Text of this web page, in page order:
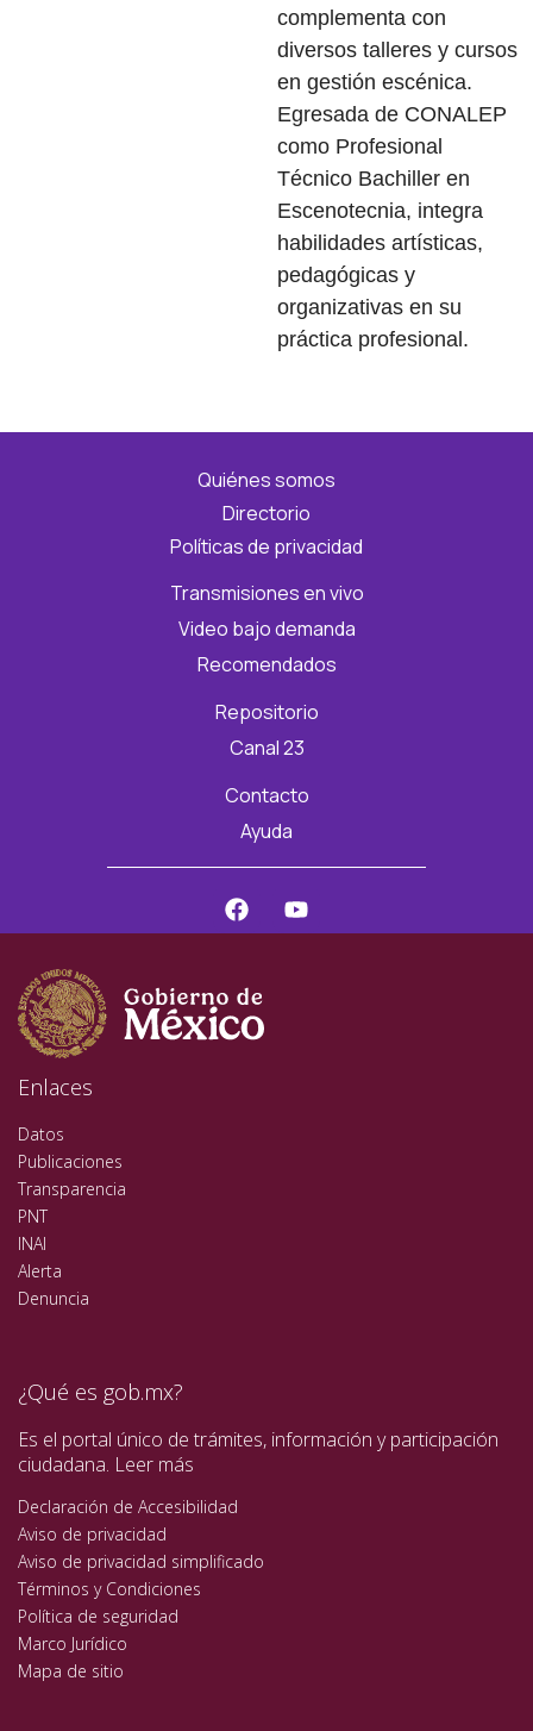
complementa con
diversos talleres y cursos
en gestión escénica.
Egresada de CONALEP
como Profesional
Técnico Bachiller en
Escenotecnia, integra
habilidades artísticas,
pedagógicas y
organizativas en su
práctica profesional.
Quiénes somos
Directorio
Políticas de privacidad
Transmisiones en vivo
Video bajo demanda
Recomendados
Repositorio
Canal 23
Contacto
Ayuda